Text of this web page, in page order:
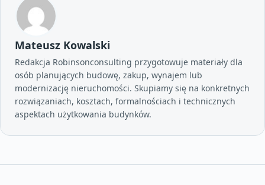
Mateusz Kowalski
Redakcja Robinsonconsulting przygotowuje materiały dla
osób planujących budowę, zakup, wynajem lub
modernizację nieruchomości. Skupiamy się na konkretnych
rozwiązaniach, kosztach, formalnościach i technicznych
aspektach użytkowania budynków.